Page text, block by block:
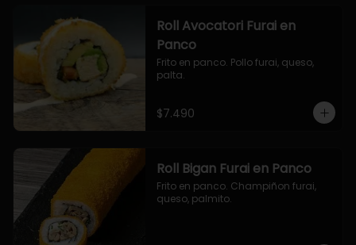
Roll Avocatori Furai en
Panco
Frito en panco. Pollo furai, queso,
palta.
$7.490
Roll Bigan Furai en Panco
Frito en panco. Champiñon furai,
queso, palmito.